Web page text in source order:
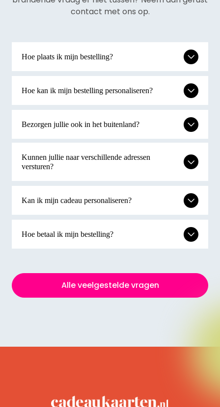
ontvanger alle kanten op. Of je nu op zoek bent
naar pure ontspanning, een culturele uitstap of
Cadeaukaart op Cadeaukaarten.nl en verras
iemand met een onvergetelijke ervaring.
contact met ons op.
Hoe plaats ik mijn bestelling?
Hoe kan ik mijn bestelling personaliseren?
Bezorgen jullie ook in het buitenland?
Kunnen jullie naar verschillende adressen
versturen?
Kan ik mijn cadeau personaliseren?
Hoe betaal ik mijn bestelling?
Alle veelgestelde vragen